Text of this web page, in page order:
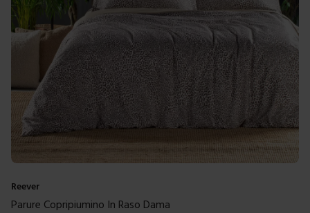
Reever
Parure Copripiumino In Raso Dama